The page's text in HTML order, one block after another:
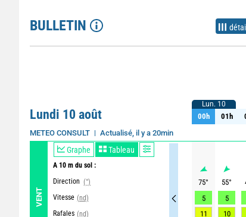
BULLETIN
Lundi 10 août
METEO CONSULT Actualisé, il y a 20min
VENT
Graphe Tableau
A 10 m du sol :
Direction (°)
Vitesse (nd)
Rafales (nd)
Lun. 10
00h 01h
Lun. 10
00h 01h
75° 55°
5
5
11
10